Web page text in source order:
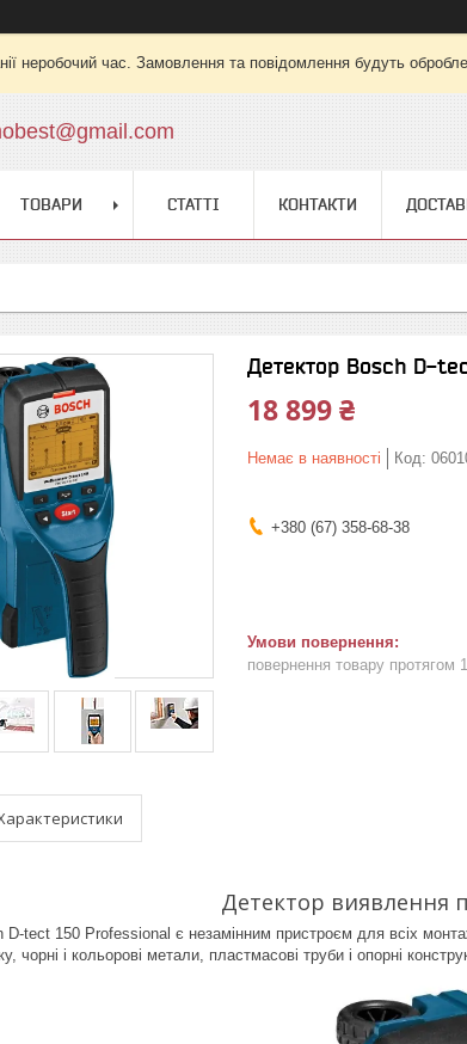
неробочий час. Замовлення та повідомлення будуть
ТОВАРИ СТАТТІ КОНТАКТИ
Детектор Bosch D-
18 899 ₴
Немає в наявності Код:
+380 (67) 358-68-38
повернення товару протягом
Детектор виявлення
D-tect 150 Professional є незамінним пристроєм для всіх
чорні і кольорові метали, пластмасові труби і опорні